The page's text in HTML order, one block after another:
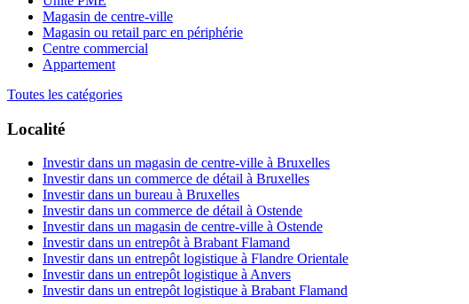
Magasin de centre-ville
Magasin ou retail parc en périphérie
Centre commercial
Appartement
Toutes les catégories
Localité
Investir dans un magasin de centre-ville à Bruxelles
Investir dans un commerce de détail à Bruxelles
Investir dans un bureau à Bruxelles
Investir dans un commerce de détail à Ostende
Investir dans un magasin de centre-ville à Ostende
Investir dans un entrepôt à Brabant Flamand
Investir dans un entrepôt logistique à Flandre Orientale
Investir dans un entrepôt logistique à Anvers
Investir dans un entrepôt logistique à Brabant Flamand